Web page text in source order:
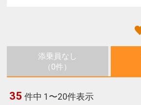
添乗員なし
（0件）
35 件中 1〜20件表示